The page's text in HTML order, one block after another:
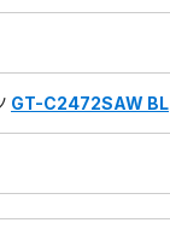
GT-C2472SAW BL